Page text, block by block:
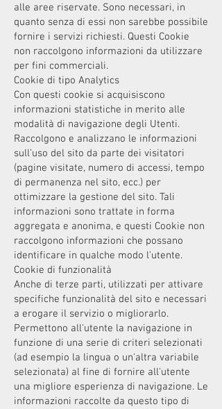
alle aree riservate. Sono necessari, in
quanto senza di essi non sarebbe possibile
fornire i servizi richiesti. Questi Cookie
non raccolgono informazioni da utilizzare
per fini commerciali.
Cookie di tipo Analytics
Con questi cookie si acquisiscono
informazioni statistiche in merito alle
modalità di navigazione degli Utenti.
Raccolgono e analizzano le informazioni
sull’uso del sito da parte dei visitatori
(pagine visitate, numero di accessi, tempo
di permanenza nel sito, ecc.) per
ottimizzare la gestione del sito. Tali
informazioni sono trattate in forma
aggregata e anonima, e questi Cookie non
raccolgono informazioni che possano
identificare in qualche modo l'utente.
Cookie di funzionalità
Anche di terze parti, utilizzati per attivare
specifiche funzionalità del sito e necessari
a erogare il servizio o migliorarlo.
Permettono all'utente la navigazione in
funzione di una serie di criteri selezionati
(ad esempio la lingua o un'altra variabile
selezionata) al fine di fornire all'utente
una migliore esperienza di navigazione. Le
informazioni raccolte da questo tipo di